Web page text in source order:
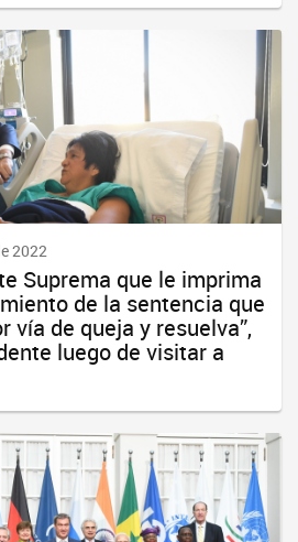
2022
Suprema que le imprima
de la sentencia que
vía de queja y resuelva”,
luego de visitar a